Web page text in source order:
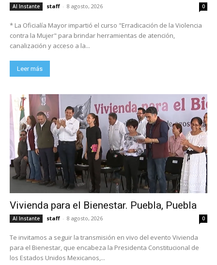
Al Instante staff - 8 agosto, 2026 0
* La Oficialía Mayor impartió el curso "Erradicación de la Violencia
contra la Mujer" para brindar herramientas de atención,
canalización y acceso a la...
Leer más
Vivienda para el Bienestar. Puebla, Puebla
Al Instante staff - 8 agosto, 2026 0
Te invitamos a seguir la transmisión en vivo del evento Vivienda
para el Bienestar, que encabeza la Presidenta Constitucional de
los Estados Unidos Mexicanos,...